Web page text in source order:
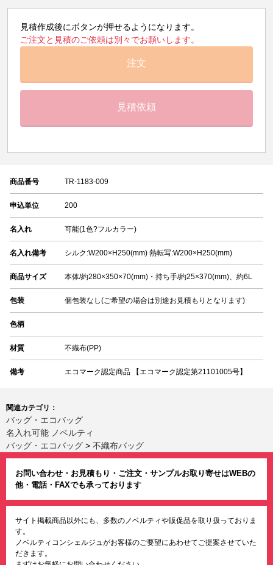
見積作成後にボタンが押せるようになります。
ご注文と見積のご依頼は別々でお願いします。
注文
見積依頼
商品番号 TR-1183-009
申込単位 200
名入れ 可能(1色?フルカラー)
名入れ備考 シルク:W200×H250(mm) 熱転写:W200×H250(mm)
商品サイズ 本体/約280×350×70(mm)・持ち手/約25×370(mm)、約6L
包装 個包装なし(ご希望の場合は別途お見積もりとなります)
色柄
材質 不織布(PP)
備考 エコマーク認定商品 【エコマーク認定第21101005号】
関連カテゴリ：
バッグ・エコバッグ
名入れ可能 ノベルティ
バッグ・エコバッグ > 不織布バッグ
お問い合わせ・お見積もり・ご注文・サンプルお取り寄せはWEBの
他・電話・FAXでも承っております
サイト掲載商品以外にも、多数のノベルティや販促品を取り扱っておりま
す。
ノベルティコンシェルジュがお客様のご要望にあわせてご提案させていた
だきます。